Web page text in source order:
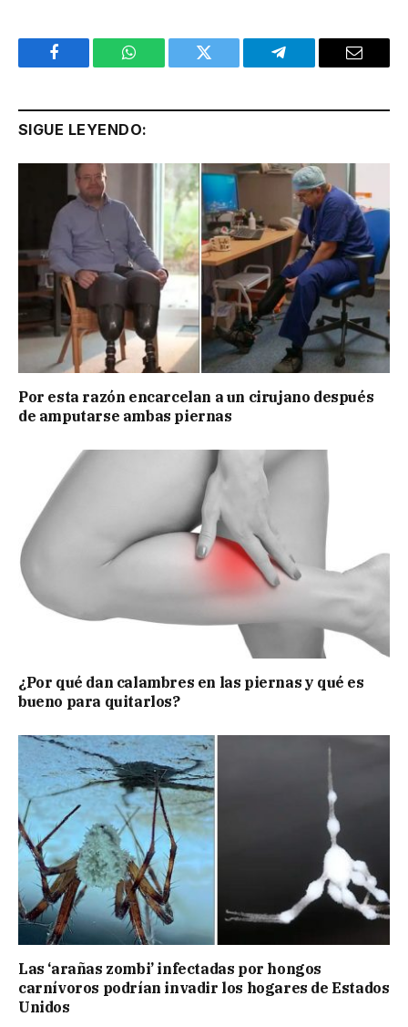
Facebook WhatsApp Twitter Telegram Email
SIGUE LEYENDO:
Por esta razón encarcelan a un cirujano después
de amputarse ambas piernas
¿Por qué dan calambres en las piernas y qué es
bueno para quitarlos?
Las ‘arañas zombi’ infectadas por hongos
carnívoros podrían invadir los hogares de Estados
Unidos